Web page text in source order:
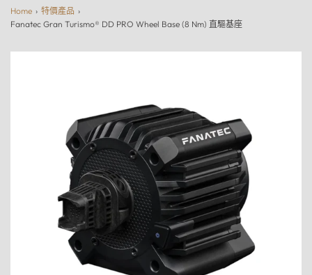
Home › 特價產品 ›
Fanatec Gran Turismo® DD PRO Wheel Base (8 Nm) 直驅基座